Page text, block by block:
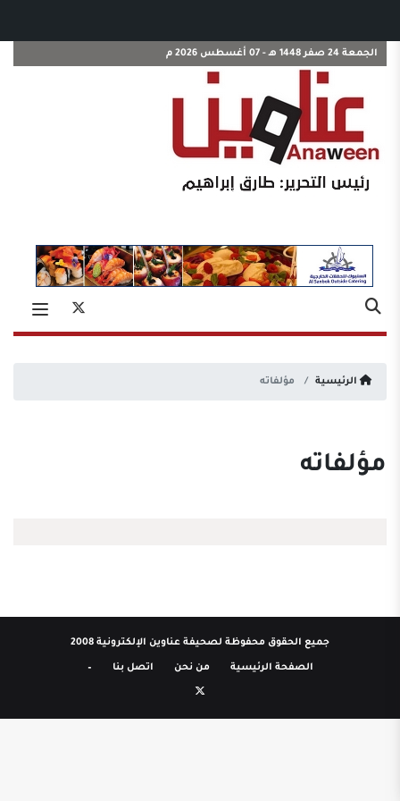
الجمعة 24 صفر 1448 هـ - 07 أغسطس 2026 م
الرئيسية مؤلفاته
مؤلفاته
جميع الحقوق محفوظة لصحيفة عناوين الإلكترونية 2008
الصفحة الرئيسية من نحن اتصل بنا –